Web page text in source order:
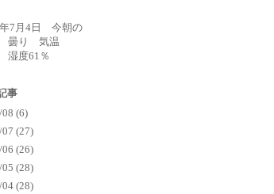
7月4日 今朝の
曇り 気温
度61％
事
(6)
(27)
(26)
(28)
(28)